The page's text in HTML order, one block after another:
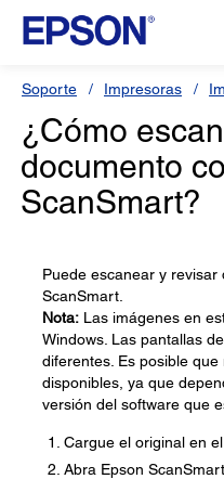
Soporte Impresoras
¿Cómo
documento
ScanSmart?
Puede escanear y
ScanSmart.
Nota: Las imágenes en
Windows. Las pantallas
diferentes. Es posible
disponibles, ya que
versión del software que
Cargue el original en
Abra Epson